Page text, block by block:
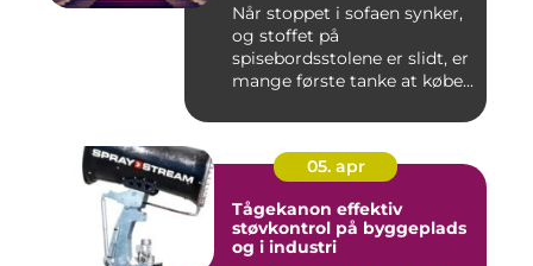
Når stoppet i sofaen synker,
og stoffet på
spisebordsstolene er slidt, er
mange første tanke at købe...
05. apr
Tågekanon effektiv
støvkontrol på byggeplads
og i industri